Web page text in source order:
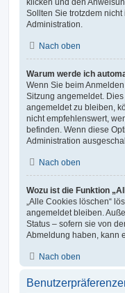
Sollten Sie trotzdem
Administration.
Nach oben
Warum werde ich
Wenn Sie beim
Sitzung angemeldet.
angemeldet zu bleiben,
nicht empfehlenswert,
befinden. Wenn diese
Administration
Nach oben
Wozu ist die Funktion
„Alle Cookies löschen“
angemeldet bleiben.
Status – sofern sie von
Abmeldung haben, kann
Nach oben